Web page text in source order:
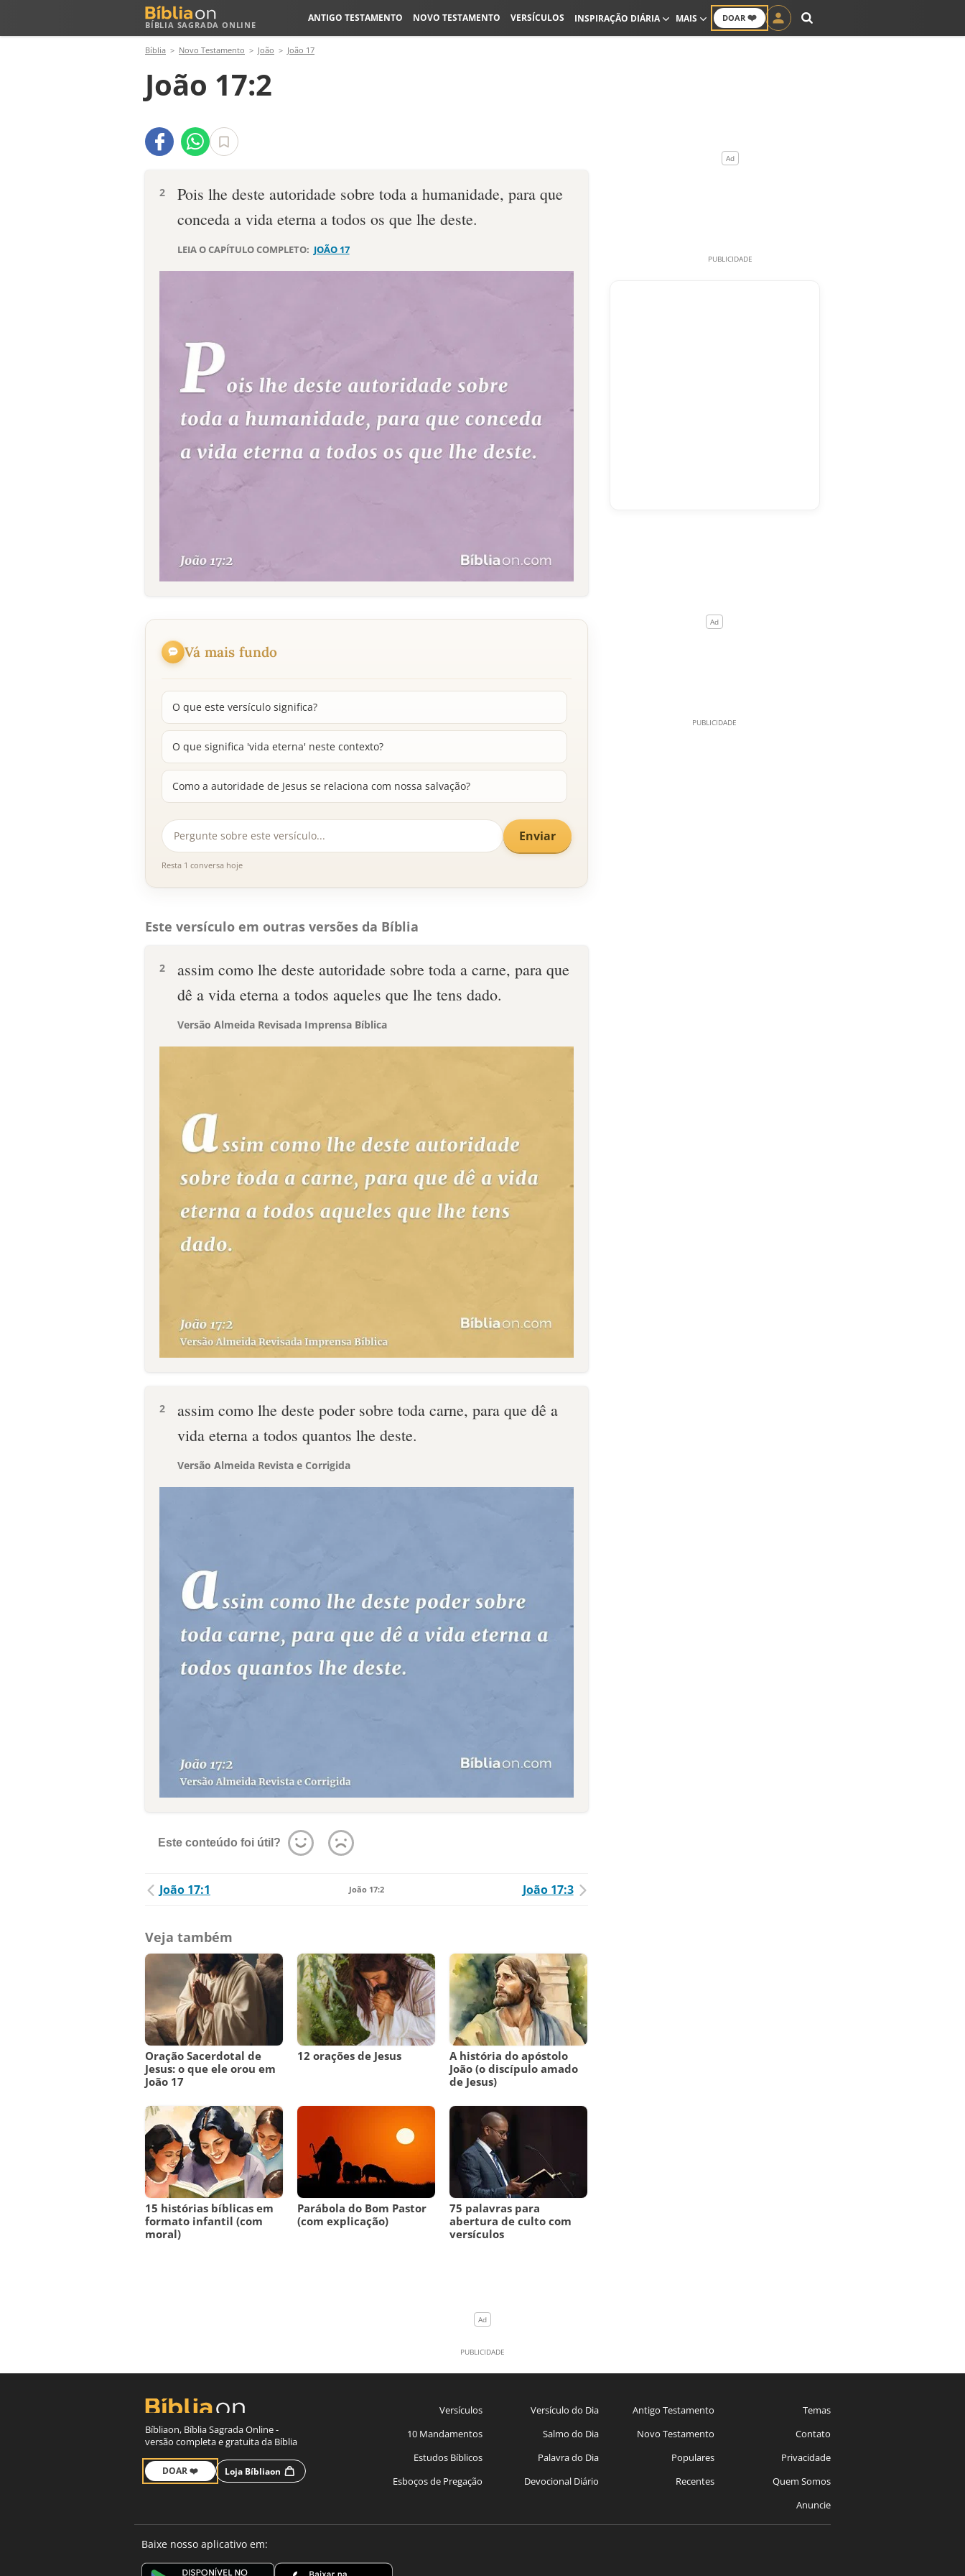
BÍBLIA SAGRADA ONLINE
DOAR ❤️
ANTIGO TESTAMENTO NOVO TESTAMENTO VERSÍCULOS INSPIRAÇÃO DIÁRIA MAIS
Bíblia Novo Testamento João João 17
João 17:2
2
Pois lhe deste autoridade sobre toda a humanidade, para que
conceda a vida eterna a todos os que lhe deste.
LEIA O CAPÍTULO COMPLETO: JOÃO 17
Vá mais fundo
O que este versículo significa?
O que significa 'vida eterna' neste contexto?
Como a autoridade de Jesus se relaciona com nossa salvação?
Enviar
Resta 1 conversa hoje
Este versículo em outras versões da Bíblia
2
assim como lhe deste autoridade sobre toda a carne, para que
dê a vida eterna a todos aqueles que lhe tens dado.
Versão Almeida Revisada Imprensa Bíblica
2
assim como lhe deste poder sobre toda carne, para que dê a
vida eterna a todos quantos lhe deste.
Versão Almeida Revista e Corrigida
Este conteúdo foi útil?
João 17:1 João 17:2 João 17:3
Veja também
Oração Sacerdotal de
Jesus: o que ele orou em
João 17
12 orações de Jesus
A história do apóstolo
João (o discípulo amado
de Jesus)
15 histórias bíblicas em
formato infantil (com
moral)
Parábola do Bom Pastor
(com explicação)
75 palavras para
abertura de culto com
versículos
Bíbliaon, Bíblia Sagrada Online -
versão completa e gratuita da Bíblia
DOAR ❤️ Loja Bíbliaon
Versículos
10 Mandamentos
Estudos Bíblicos
Esboços de Pregação
Versículo do Dia
Salmo do Dia
Palavra do Dia
Devocional Diário
Antigo Testamento
Novo Testamento
Populares
Recentes
Temas
Contato
Privacidade
Quem Somos
Anuncie
Baixe nosso aplicativo em: